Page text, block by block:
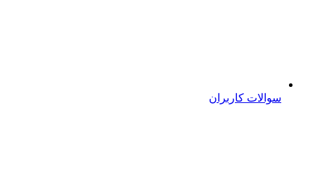
سوالات کاربران